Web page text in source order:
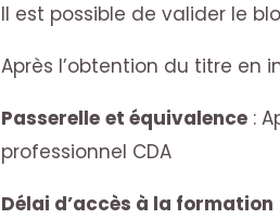
Il est possible de valider le
Après l’obtention du titre en
Passerelle et équivalence :
professionnel CDA
Délai d’accès à la formation